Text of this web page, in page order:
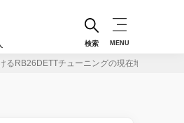
検索 MENU
るRB26DETTチューニングの現在地！